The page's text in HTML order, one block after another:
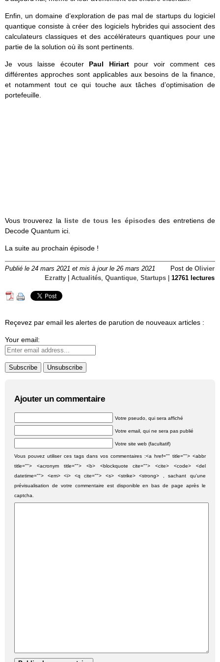
Enfin, un domaine d’exploration de pas mal de startups du logiciel
quantique consiste à créer des logiciels hybrides qui associent des
calculateurs classiques et des accélérateurs quantiques pour une
partie de la solution où ils sont pertinents.
Je vous laisse écouter Paul Hiriartpour voir comment ces
différentes approches sont applicables aux besoins de la finance,
et notamment tout ce qui touche aux tâches d’optimisation de
portefeuille.
Vous trouverez la liste de tous les épisodes des entretiens de
Decode Quantum ici.
La suite au prochain épisode !
Publié le 24 mars 2021 et mis à jour le 26 mars 2021 Post de Olivier
Ezratty
Actualités, Quantique, Startups 12761 lectures
Reçevez par email les alertes de parution de nouveaux articles :
Your email:
Ajouter un commentaire
Votre pseudo, qui sera affiché
Votre email, qui ne sera pas publié
Votre site web (facultatif)
Vous pouvez utiliser ces tags dans vos commentaires :<a href="" title=""> <abbr
title=""> <acronym title=""> <b> <blockquote cite=""> <cite> <code> <del
datetime=""> <em> <i> <q cite=""> <s> <strike> <strong> , sachant qu'une
prévisualisation de votre commentaire est disponible en bas de page après le
captcha.